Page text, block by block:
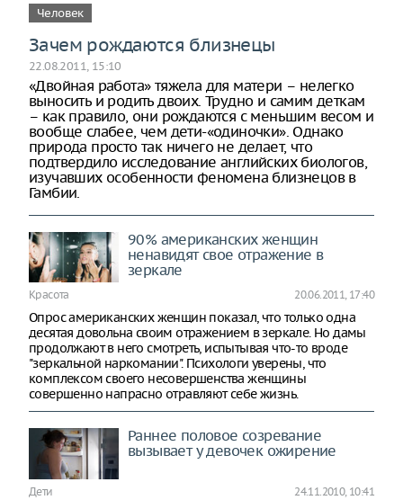
Человек
Зачем рождаются близнецы
22.08.2011, 15:10
«Двойная работа» тяжела для матери – нелегко
выносить и родить двоих. Трудно и самим деткам
– как правило, они рождаются с меньшим весом и
вообще слабее, чем дети-«одиночки». Однако
природа просто так ничего не делает, что
подтвердило исследование английских биологов,
изучавших особенности феномена близнецов в
Гамбии.
90% американских женщин
ненавидят свое отражение в
зеркале
Красота 20.06.2011, 17:40
Опрос американских женщин показал, что только одна
десятая довольна своим отражением в зеркале. Но дамы
продолжают в него смотреть, испытывая что-то вроде
"зеркальной наркомании". Психологи уверены, что
комплексом своего несовершенства женщины
совершенно напрасно отравляют себе жизнь.
Раннее половое созревание
вызывает у девочек ожирение
Дети 24.11.2010, 10:41